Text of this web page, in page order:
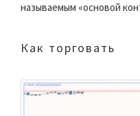
называемым «основой
Как торговать